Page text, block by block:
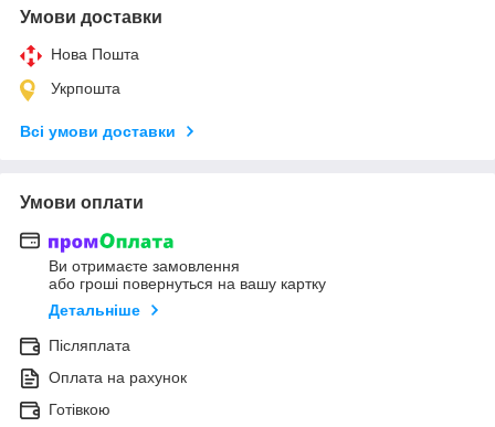
Умови доставки
Нова Пошта
Укрпошта
Всі умови доставки
Умови оплати
Ви отримаєте замовлення
або гроші повернуться на вашу картку
Детальніше
Післяплата
Оплата на рахунок
Готівкою